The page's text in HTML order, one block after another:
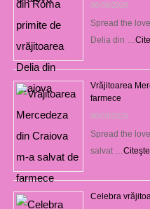
06/08/2026
Spread the
Delia din …
Vrăjitoarea
farmece
06/08/2026
Spread the
salvat …
Celebra